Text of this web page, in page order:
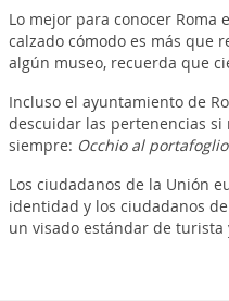
Lo mejor para conocer
calzado cómodo es más que
algún museo, recuerda que
Incluso el ayuntamiento de
descuidar las pertenencias
siempre: Occhio al portafoglio
Los ciudadanos de la Unión
identidad y los ciudadanos
un visado estándar de turista